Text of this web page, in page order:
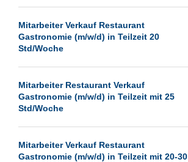
Remscheid
Schwerin
Siegen
Ulm
Weimar
Mitarbeiter Verkauf Restaurant
Gastronomie (m/w/d) in Teilzeit 20
Std/Woche
Mitarbeiter Restaurant Verkauf
Gastronomie (m/w/d) in Teilzeit mit 25
Std/Woche
Mitarbeiter Verkauf Restaurant
Gastronomie (m/w/d) in Teilzeit mit 20-30